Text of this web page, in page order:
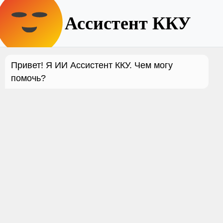
ИИ Ассистент ККУ
Привет! Я ИИ Ассистент ККУ. Чем могу
помочь?